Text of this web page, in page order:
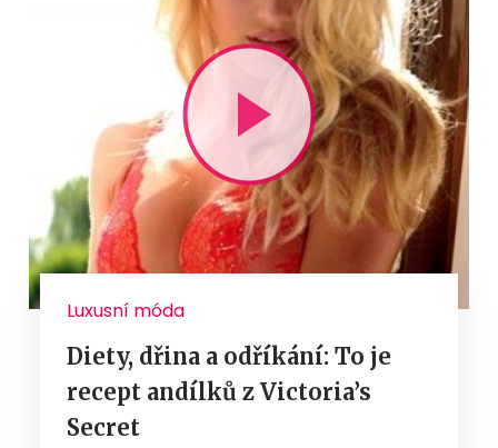
Luxusní móda
Diety, dřina a odříkání: To je
recept andílků z Victoria’s
Secret